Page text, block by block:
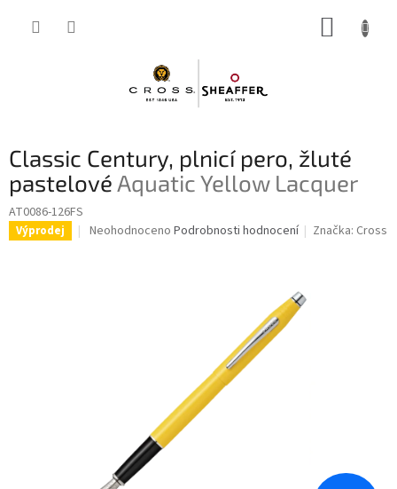
Classic Century, plnicí pero, žluté
pastelovéAquatic Yellow Lacquer
AT0086-126FS
Výprodej
Průměrné
Neohodnoceno Podrobnosti hodnocení Značka: Cross